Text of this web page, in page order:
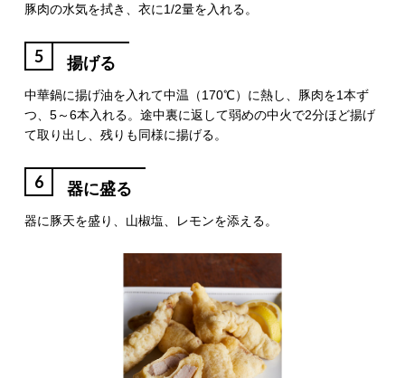
豚肉の水気を拭き、衣に1/2量を入れる。
5 揚げる
中華鍋に揚げ油を入れて中温（170℃）に熱し、豚肉を1本ず
つ、5～6本入れる。途中裏に返して弱めの中火で2分ほど揚げ
て取り出し、残りも同様に揚げる。
6 器に盛る
器に豚天を盛り、山椒塩、レモンを添える。